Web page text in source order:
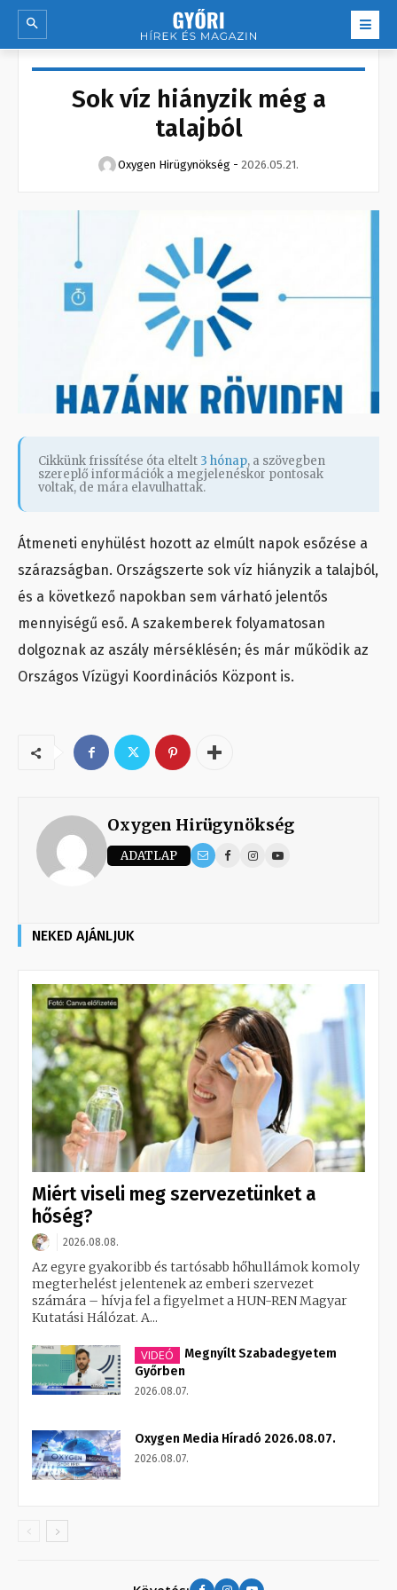
Sok víz hiányzik még a
talajból
Oxygen Hirügynökség - 2026.05.21.
Cikkünk frissítése óta eltelt 3 hónap, a szövegben
szereplő információk a megjelenéskor pontosak
voltak, de mára elavulhattak.
Átmeneti enyhülést hozott az elmúlt napok esőzése a
szárazságban. Országszerte sok víz hiányzik a talajból,
és a következő napokban sem várható jelentős
mennyiségű eső. A szakemberek folyamatosan
dolgoznak az aszály mérséklésén; és már működik az
Országos Vízügyi Koordinációs Központ is.
Oxygen Hirügynökség
ADATLAP
NEKED AJÁNLJUK
Miért viseli meg szervezetünket a
hőség?
2026.08.08.
Az egyre gyakoribb és tartósabb hőhullámok komoly
megterhelést jelentenek az emberi szervezet
számára – hívja fel a figyelmet a HUN-REN Magyar
Kutatási Hálózat. A...
VIDEÓ
Megnyílt Szabadegyetem
Győrben
2026.08.07.
Oxygen Media Híradó 2026.08.07.
2026.08.07.